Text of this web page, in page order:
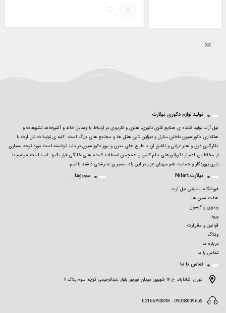
xx
تولید لوازم دکوری نیلآرت
نیل آرت تولید کننده ی صنایع فلزی دکوری، هنری و کاربردی در ارتباط با وسایل خانه و آشپزخانه، تشریفات و
هتلداری، دکوراسیون داخلی منازل و دیزاین لابی هتل ها و مجتمع های بزرگ است. کلیه ی تولیدات نیل آرت با
بکارگیریِ ذوق و هنر ایرانی و تلفیق آن با طرح های مدرن و بروز دکوراسیون در دنیا، توانسته است مورد توجه بسیاری
از مخاطبین، اعم از دکوراتورهای بنام کشور و همچنین استفاده کننده های خانگی قرار بگیرد. امید است بتوانیم با
یاری پروردگار و حمایت هم میهنان عزیز در این راه، مسیر رو به رشدی داشته باشیم.
نیلآرت Nilart
فروشگاه اینترنتی نیل آرت
هفت سین ها
ویترین و کنسول
ورود
قوانین و مقررارت
وبلاگ
درباره ما
تماس با ما
مجوزها
تماس با ما
تهران، شاداباد، خ ۱۷ شهریور میدان بوربور بلوار عبدالرحیمی کوچه سوم پلاک ۱۱
09038009655 - 02166790898